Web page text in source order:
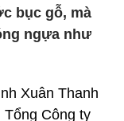
bục gỗ, mà
ngựa như
Xuân Thanh
Tổng Công ty